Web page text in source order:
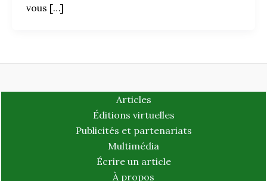
vous […]
Articles
Éditions virtuelles
Publicités et partenariats
Multimédia
Écrire un article
À propos